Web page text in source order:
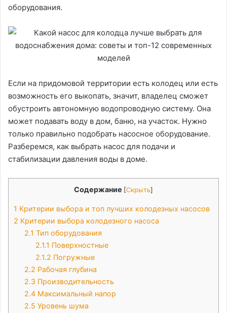
оборудования.
Если на придомовой территории есть колодец или есть
возможность его выкопать, значит, владелец сможет
обустроить автономную водопроводную систему. Она
может подавать воду в дом, баню, на участок. Нужно
только правильно подобрать насосное оборудование.
Разберемся, как выбрать насос для подачи и
стабилизации давления воды в доме.
Содержание [Скрыть]
1 Критерии выбора и топ лучших колодезных насосов
2 Критерии выбора колодезного насоса
2.1 Тип оборудования
2.1.1 Поверхностные
2.1.2 Погружные
2.2 Рабочая глубина
2.3 Производительность
2.4 Максимальный напор
2.5 Уровень шума